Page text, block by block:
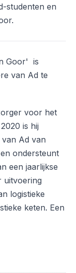
studenten en
Goor' is
van Ad te
voor het
is hij
Ad van
ondersteunt
een jaarlijkse
uitvoering
logistieke
keten. Een